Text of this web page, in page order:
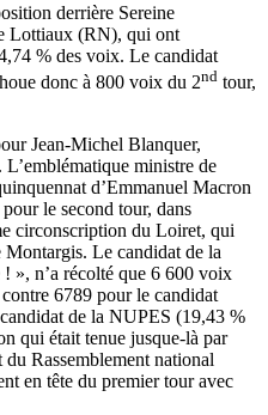
derrière Sereine
Lottiaux (RN), qui ont
% des voix. Le candidat
donc à 800 voix du 2nd tour,
Jean-Michel Blanquer,
L’emblématique ministre de
d’Emmanuel Macron
pour le second tour, dans
circonscription du Loiret, qui
Le candidat de la
», n’a récolté que 6 600 voix
6789 pour le candidat
de la NUPES (19,43 %
qui était tenue jusque-là par
Rassemblement national
en tête du premier tour avec